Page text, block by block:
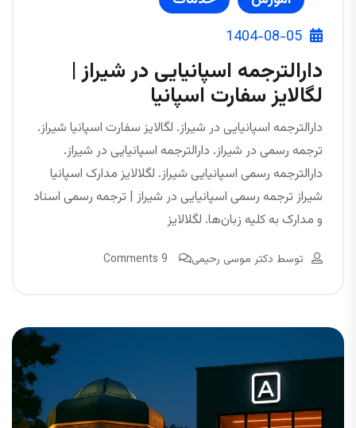
1404-08-05
دارالترجمه اسپانیایی در شیراز |
لگالایز سفارت اسپانیا
دارالترجمه اسپانیایی در شیراز. لگالایز سفارت اسپانیا شیراز.
ترجمه رسمی در شیراز. دارالترجمه اسپانیایی در شیراز.
دارالترجمه رسمی اسپانیایی شیراز. لگلالایز مدارک اسپانیا
شیراز ترجمه رسمی اسپانیایی در شیراز | ترجمه رسمی اسناد
و مدارک به کلیه زبان‌ها. لگلالایز
توسط دکتر موسی رحیمی 9 Comments